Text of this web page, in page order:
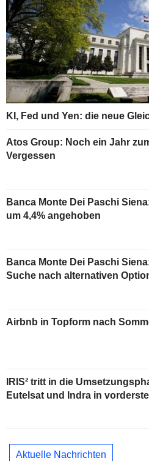
KI, Fed und Yen: die neue
Atos Group: Noch ein Jahr
Vergessen
Banca Monte Dei Paschi
um 4,4% angehoben
Banca Monte Dei Paschi
Suche nach alternativen
Airbnb in Topform nach
IRIS² tritt in die
Eutelsat und Indra in
Aktuelle Nachrichten